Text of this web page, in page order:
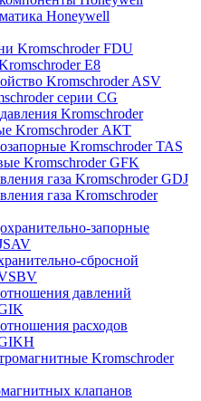
Honeywell
Kromschroder FDU
E8
Kromschroder ASV
серии CG
Kromschroder
Kromschroder АКТ
Kromschroder TAS
Kromschroder GFK
газа Kromschroder GDJ
газа Kromschroder
запорные
сбросной
давлений
расходов
Kromschroder
клапанов